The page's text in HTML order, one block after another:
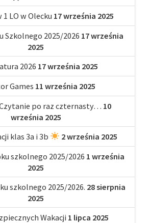
LO w Olecku 17 września 2025
Szkolnego 2025/2026 17 września
2025
2026 17 września 2025
Games 11 września 2025
po raz czternasty… 10
września 2025
klas 3a i 3b
2 września 2025
szkolnego 2025/2026 1 września
2025
szkolnego 2025/2026. 28 sierpnia
2025
Wakacji 1 lipca 2025